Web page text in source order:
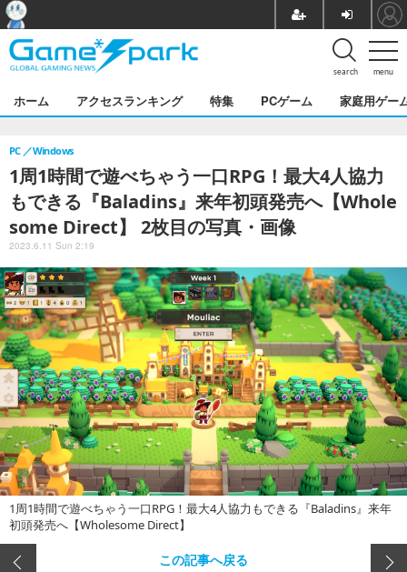
menu
search
ホーム アクセスランキング 特集 PCゲーム 家庭用ゲー
1周1時間で遊べちゃう一口RPG！最大4人協力
もできる『Baladins』来年初頭発売へ【Whole
some Direct】 2枚目の写真・画像
PC Windows
2023.6.11 Sun 2:19
1周1時間で遊べちゃう一口RPG！最大4人協力もできる『Baladins』来年
初頭発売へ【Wholesome Direct】
この記事へ戻る